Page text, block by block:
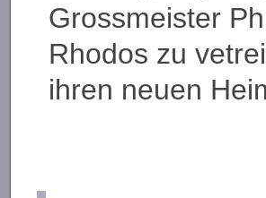
Grossmeister
Rhodos zu
ihren neuen